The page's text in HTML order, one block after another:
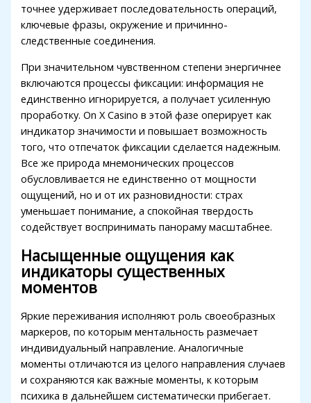
panel
panel
panel
panel
panel
panel
panel
panel
panel
Panel
Panel
точнее удерживает последовательность операций,
ключевые фразы, окружение и причинно-
следственные соединения.
При значительном чувственном степени энергичнее
включаются процессы фиксации: информация не
единственно игнорируется, а получает усиленную
проработку. On X Casino в этой фазе оперирует как
индикатор значимости и повышает возможность
того, что отпечаток фиксации сделается надежным.
Все же природа мнемонических процессов
обусловливается не единственно от мощности
ощущений, но и от их разновидности: страх
уменьшает понимание, а спокойная твердость
содействует воспринимать панораму масштабнее.
Насыщенные ощущения как
индикаторы существенных
моментов
Яркие переживания исполняют роль своеобразных
маркеров, по которым ментальность размечает
индивидуальный направление. Аналогичные
моменты отличаются из целого направления случаев
и сохраняются как важные моменты, к которым
психика в дальнейшем систематически прибегает.